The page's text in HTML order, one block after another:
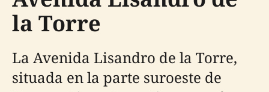
la Torre
La Avenida Lisandro de la Torre,
situada en la parte suroeste de